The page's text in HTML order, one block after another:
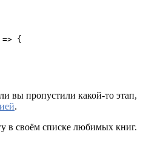
вы пропустили какой-то этап,
.
в своём списке любимых книг.